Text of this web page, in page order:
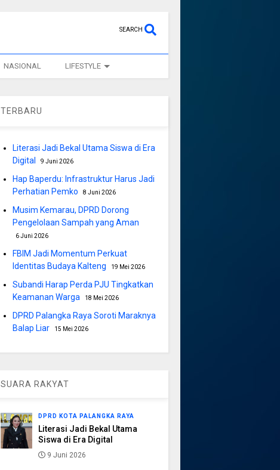
SEARCH
NASIONAL LIFESTYLE
TERBARU
Literasi Jadi Bekal Utama Siswa di Era
Digital
9 Juni 2026
Hap Baperdu: Infrastruktur Harus Jadi
Perhatian Pemko
8 Juni 2026
Musim Kemarau, DPRD Dorong
Pengelolaan Sampah yang Aman
6 Juni 2026
FBIM Jadi Momentum Perkuat
Identitas Budaya Kalteng
19 Mei 2026
Subandi Harap Perda PJU Tingkatkan
Keamanan Warga
18 Mei 2026
DPRD Palangka Raya Soroti Maraknya
Balap Liar
15 Mei 2026
SUARA RAKYAT
DPRD KOTA PALANGKA RAYA
Literasi Jadi Bekal Utama
Siswa di Era Digital
9 Juni 2026